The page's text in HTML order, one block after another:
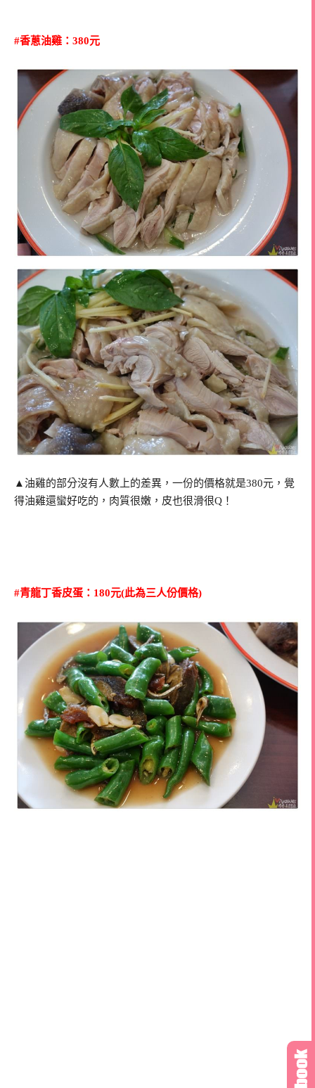
#香蔥油雞：380元
▲油雞的部分沒有人數上的差異，一份的價格就是380元，覺
得油雞還蠻好吃的，肉質很嫩，皮也很滑很Q！
#青龍丁香皮蛋：180元(此為三人份價格)